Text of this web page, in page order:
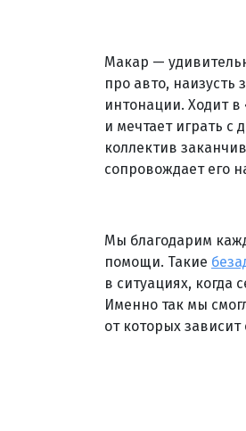
Макар —
про авто,
интонации. Ходит
и мечтает играть с
коллектив
сопровождает его
Мы благодарим
помощи. Такие
в ситуациях, когда
Именно так мы
от которых